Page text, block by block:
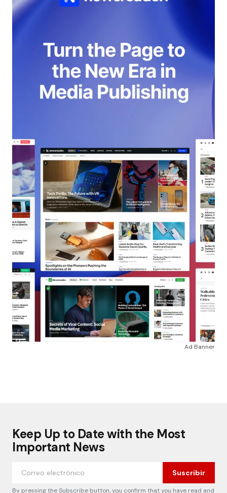
Ad Banner
Keep Up to Date with the Most
Important News
Suscribir
By pressing the Subscribe button, you confirm that you have read and